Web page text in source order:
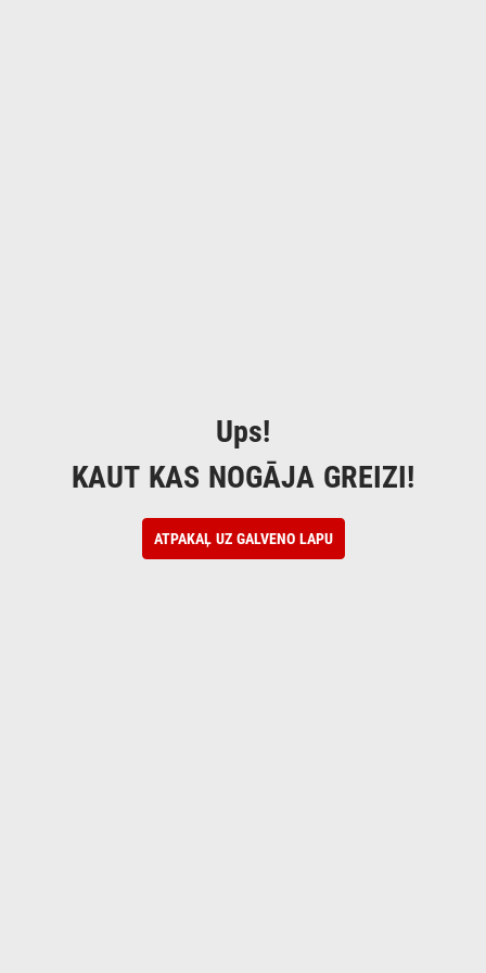
Ups!
KAUT KAS NOGĀJA GREIZI!
ATPAKAĻ UZ GALVENO LAPU